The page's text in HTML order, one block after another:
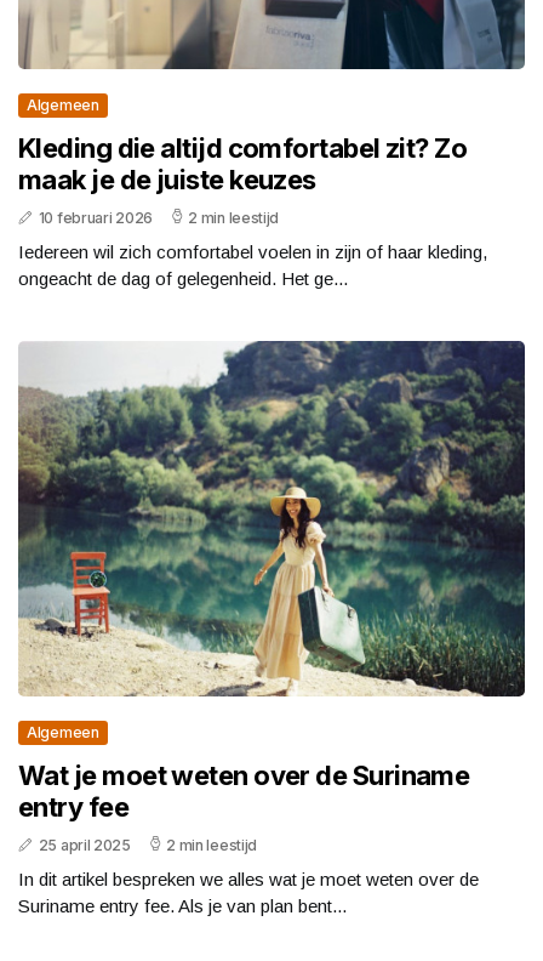
Algemeen
Kleding die altijd comfortabel zit? Zo
maak je de juiste keuzes
10 februari 2026 2 min leestijd
Iedereen wil zich comfortabel voelen in zijn of haar kleding,
ongeacht de dag of gelegenheid. Het ge...
Algemeen
Wat je moet weten over de Suriname
entry fee
25 april 2025 2 min leestijd
In dit artikel bespreken we alles wat je moet weten over de
Suriname entry fee. Als je van plan bent...